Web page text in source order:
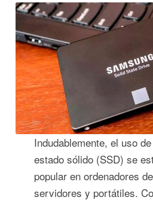
Indudablemente, el uso
estado sólido (SSD) se
popular en ordenadores
servidores y portátiles.